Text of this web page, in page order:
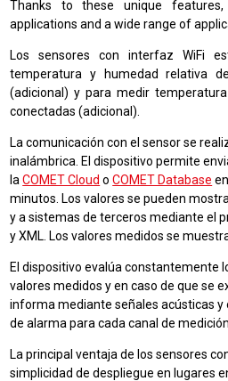
Thanks to these unique
applications and a wide range of
Los sensores con interfaz WiFi
temperatura y humedad relativa
(adicional) y para medir
conectadas (adicional).
La comunicación con el sensor se
inalámbrica. El dispositivo permite
laCOMET Cloud oCOMET Database
minutos. Los valores se pueden
y a sistemas de terceros mediante el
y XML. Los valores medidos se
El dispositivo evalúa constantemente
valores medidos y en caso de que se
informa mediante señales acústicas y
de alarma para cada canal de medición.
La principal ventaja de los sensores
simplicidad de despliegue en lugares